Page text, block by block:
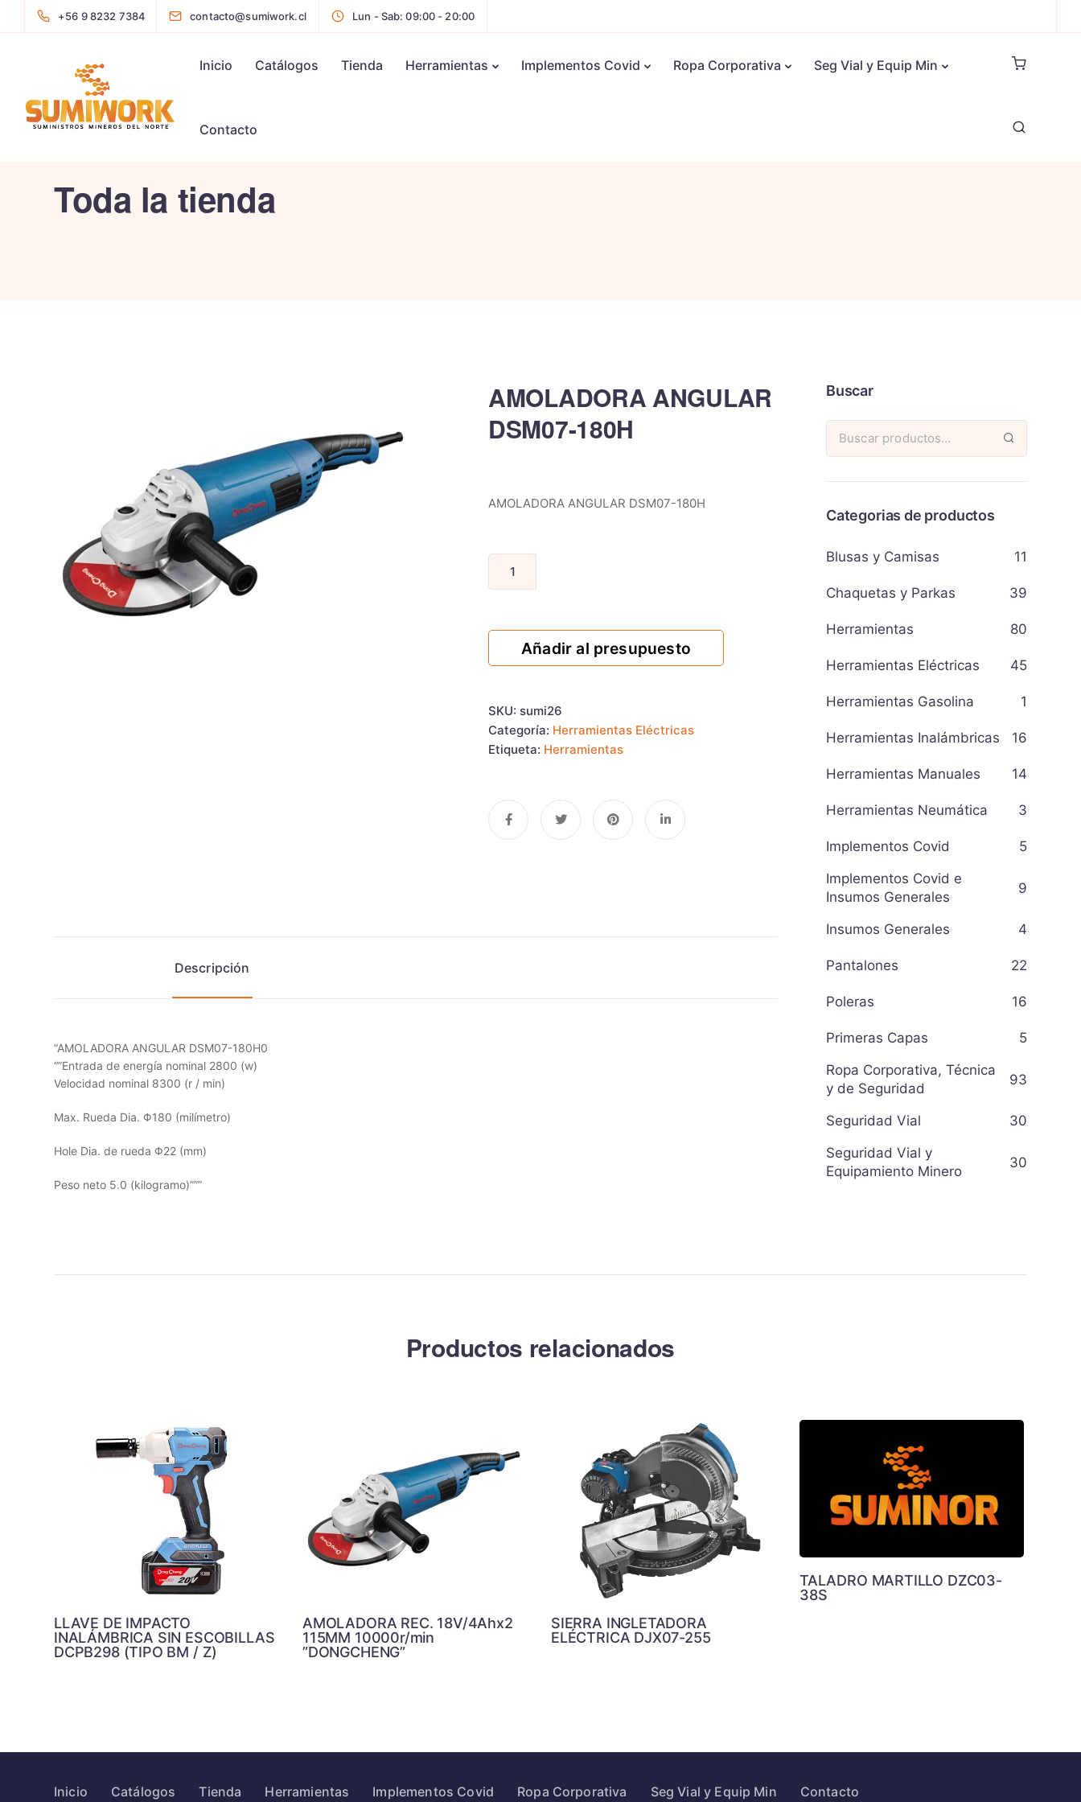
+56 9 8232 7384 contacto@sumiwork.cl Lun - Sab: 09:00 - 20:00
Inicio Catálogos Tienda Herramientas Implementos Covid Ropa Corporativa Seg Vial y Equip Min
Contacto
Toda la tienda
AMOLADORA ANGULAR
DSM07-180H
AMOLADORA ANGULAR DSM07-180H
Añadir al presupuesto
SKU: sumi26
Categoría: Herramientas Eléctricas
Etiqueta: Herramientas
Descripción
“AMOLADORA ANGULAR DSM07-180H0
“”Entrada de energía nominal 2800 (w)
Velocidad nominal 8300 (r / min)
Max. Rueda Dia. Φ180 (milímetro)
Hole Dia. de rueda Φ22 (mm)
Peso neto 5.0 (kilogramo)”””
Buscar
Categorias de productos
Blusas y Camisas 11
Chaquetas y Parkas 39
Herramientas 80
Herramientas Eléctricas 45
Herramientas Gasolina 1
Herramientas Inalámbricas 16
Herramientas Manuales 14
Herramientas Neumática 3
Implementos Covid
5
Implementos Covid e
Insumos Generales
9
Insumos Generales 4
Pantalones 22
Poleras 16
Primeras Capas
5
Ropa Corporativa, Técnica
y de Seguridad
93
Seguridad Vial
30
Seguridad Vial y
Equipamiento Minero
30
Productos relacionados
LLAVE DE IMPACTO
INALÁMBRICA SIN ESCOBILLAS
DCPB298 (TIPO BM / Z)
AMOLADORA REC. 18V/4Ahx2
115MM 10000r/min
”DONGCHENG”
SIERRA INGLETADORA
ELÉCTRICA DJX07-255
TALADRO MARTILLO DZC03-
38S
Inicio Catálogos Tienda Herramientas Implementos Covid Ropa Corporativa Seg Vial y Equip Min Contacto